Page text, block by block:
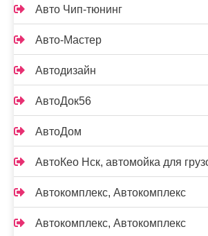
Авто Чип-тюнинг
Авто-Мастер
Автодизайн
АвтоДок56
АвтоДом
АвтоКео Нск, автомойка для
Автокомплекс, Автокомплекс
Автокомплекс, Автокомплекс